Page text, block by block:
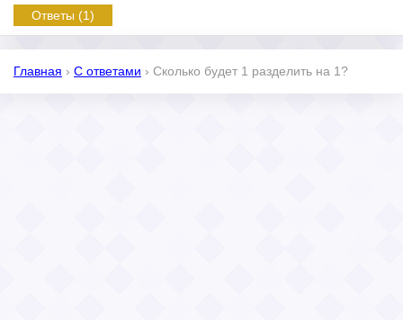
Ответы (1)
Главная › С ответами › Сколько будет 1 разделить на 1?